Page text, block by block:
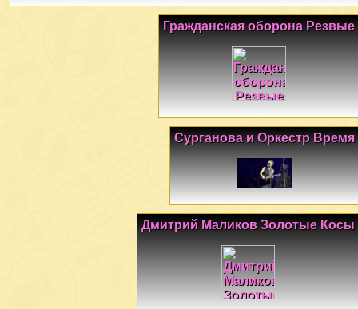
Гражданская оборона Резвые
Сурганова и Оркестр Время
Дмитрий Маликов Золотые Косы